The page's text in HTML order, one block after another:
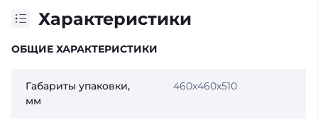
Характеристики
ОБЩИЕ ХАРАКТЕРИСТИКИ
Габариты упаковки,
мм
460х460х510